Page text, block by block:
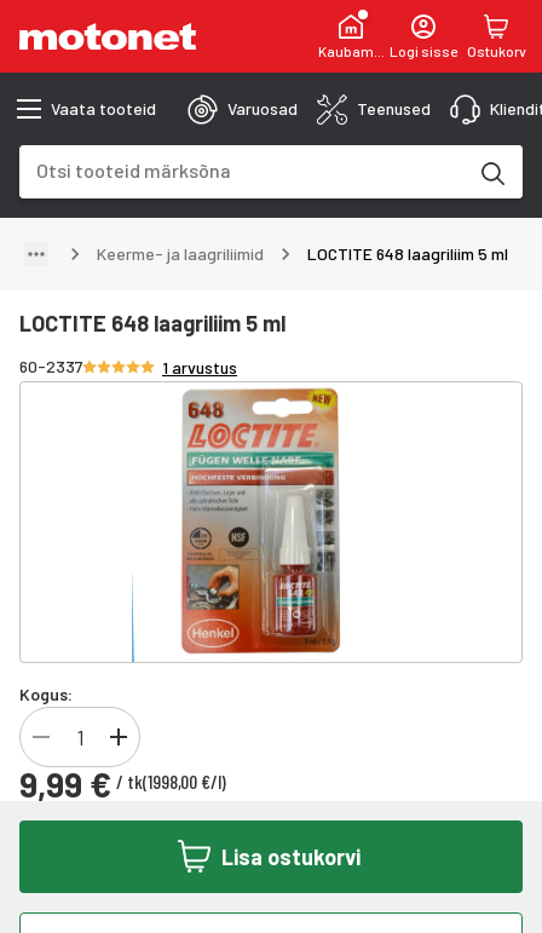
KaubamajaLogi sisse Ostukorv
Vaata tooteid Varuosad Teenused
Keerme- ja laagriliimid LOCTITE 648 laagriliim 5 ml
LOCTITE 648 laagriliim 5 ml
60-2337Hinnang 5/5 tähte
1 arvustus
Kogus:
9,99 € / tk(1998,00 €/l)
Lisa ostukorvi